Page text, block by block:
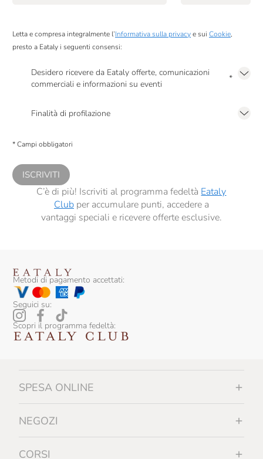
Letta e compresa integralmente l’Informativa sulla privacye sui Cookie,
presto a Eataly i seguenti consensi:
Desidero ricevere da Eataly offerte, comunicazioni
commerciali e informazioni su eventi
*
Finalità di profilazione
comunicazioni commerciali personalizzate, in caso di consenso prestato ai
* Campi obbligatori
ISCRIVITI
C’è di più! Iscriviti al programma fedeltà Eataly
Clubper accumulare punti, accedere a
vantaggi speciali e ricevere offerte esclusive.
Metodi di pagamento accettati:
Seguici su:
Scopri il programma fedeltà:
SPESA ONLINE
NEGOZI
CORSI